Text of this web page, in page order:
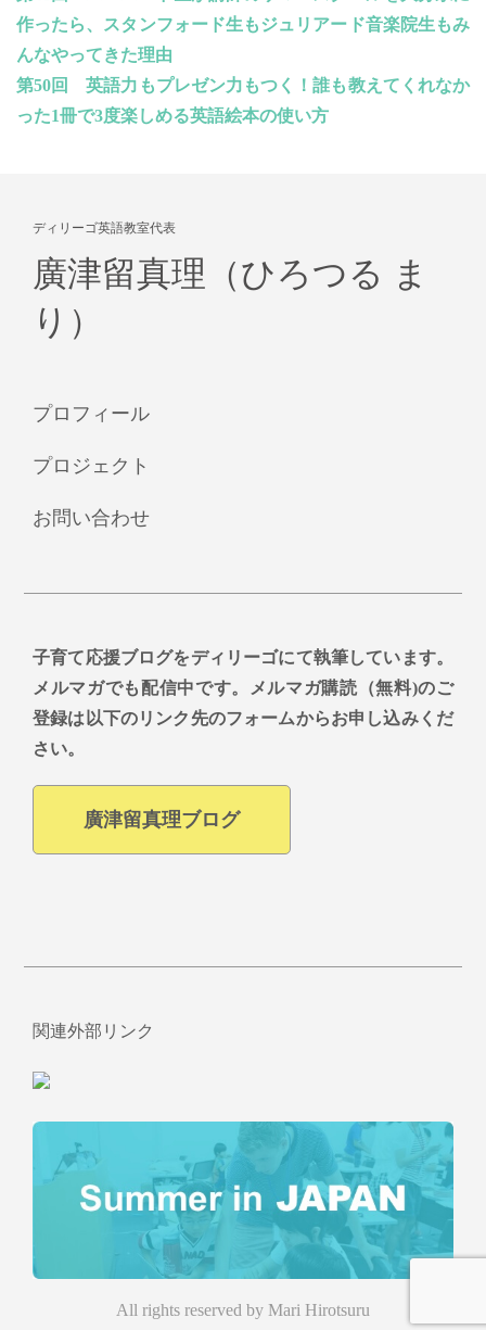
作ったら、スタンフォード生もジュリアード音楽院生もみ
んなやってきた理由
第50回 英語力もプレゼン力もつく！誰も教えてくれなか
った1冊で3度楽しめる英語絵本の使い方
ディリーゴ英語教室代表
廣津留真理（ひろつる ま
り）
プロフィール
プロジェクト
お問い合わせ
子育て応援ブログをディリーゴにて執筆しています。
メルマガでも配信中です。メルマガ購読（無料)のご
登録は以下のリンク先のフォームからお申し込みくだ
さい。
廣津留真理ブログ
関連外部リンク
All rights reserved by Mari Hirotsuru